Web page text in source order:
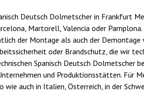
Deutsch Dolmetscher in Frankfurt
Martorell, Valencia oder
der Montage als auch der
oder Brandschutz, die wir
Spanisch Deutsch Dolmetscher
und Produktionsstätten. Für
wie auch in Italien, Österreich, in der